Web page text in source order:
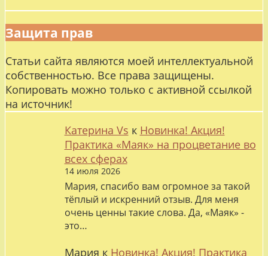
Защита прав
Статьи сайта являются моей интеллектуальной
собственностью. Все права защищены.
Копировать можно только с активной ссылкой
на источник!
Катерина Vs к Новинка! Акция!
Практика «Маяк» на процветание во
всех сферах
14 июля 2026
Мария, спасибо вам огромное за такой
тёплый и искренний отзыв. Для меня
очень ценны такие слова. Да, «Маяк» -
это…
Мария к Новинка! Акция! Практика